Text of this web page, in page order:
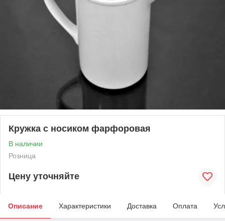
Кружка с носиком фарфоровая
В наличии
Розница
Цену уточняйте
Описание Характеристики Доставка Оплата